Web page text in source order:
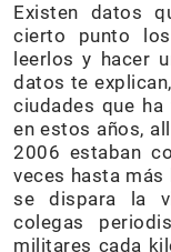
Existen datos
cierto punto
leerlos y hacer
datos te
ciudades que
en estos años,
2006 estaban
veces hasta
se dispara la
colegas
militares cada